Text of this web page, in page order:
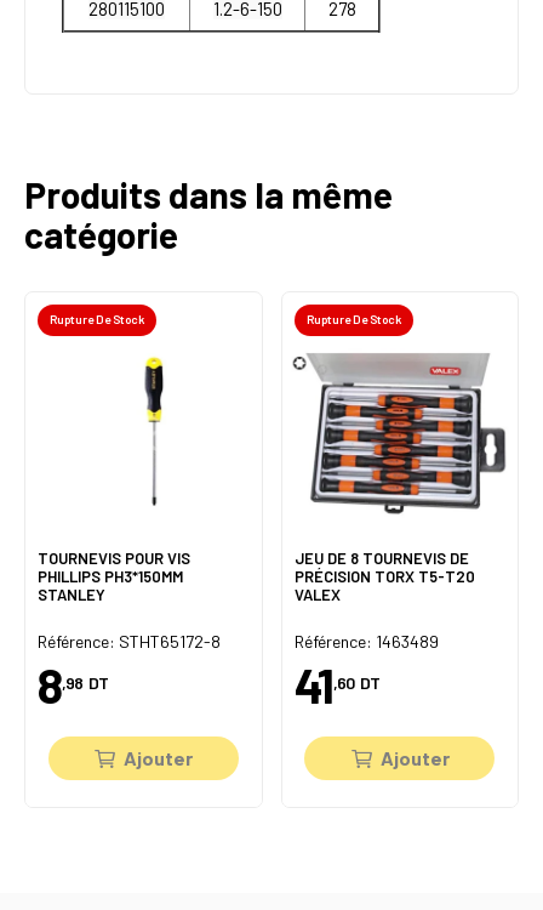
280115100 1.2-6-150 278
Produits dans la même
catégorie
Rupture De Stock
TOURNEVIS POUR VIS
PHILLIPS PH3*150MM
STANLEY
Référence: STHT65172-8
8,98 DT
Ajouter
Rupture De Stock
JEU DE 8 TOURNEVIS DE
PRÉCISION TORX T5-T20
VALEX
Référence: 1463489
41,60 DT
Ajouter